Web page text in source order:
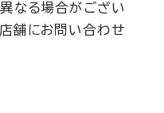
なる場合がござい
舗にお問い合わせ